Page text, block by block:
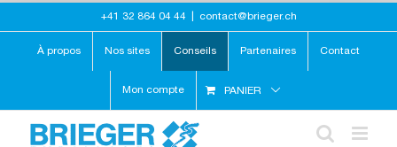
content
+41 32 864 04 44 contact@brieger.ch
À propos Nos sites Conseils Partenaires Contact
Mon compte PANIER